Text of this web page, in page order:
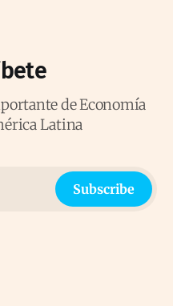
de Economía
Latina
Subscribe